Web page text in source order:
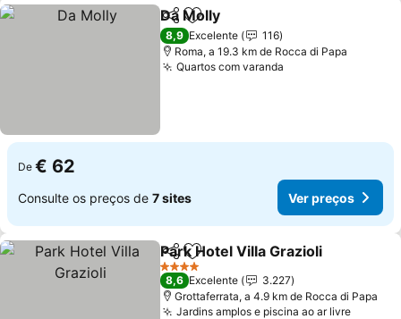
PartilharAdicionar aos favoritos
Da Molly
8,9 Excelente
116
Roma, a 19.3 km de Rocca di Papa
Quartos com varanda
De € 62
Consulte os preços de 7 sites Ver preços
PartilharAdicionar aos favoritos
Park Hotel Villa Grazioli
4 Estrelas
8,6 Excelente
3.227
Grottaferrata, a 4.9 km de Rocca di Papa
Jardins amplos e piscina ao ar livre